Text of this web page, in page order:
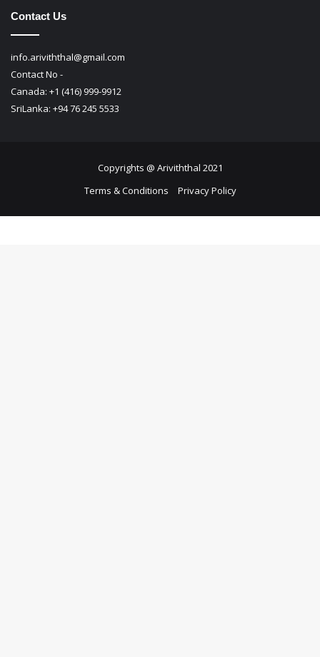
Contact Us
info.ariviththal@gmail.com
Contact No -
Canada: +1 (416) 999-9912
SriLanka: +94 76 245 5533
Copyrights @ Ariviththal 2021
Terms & Conditions
Privacy Policy